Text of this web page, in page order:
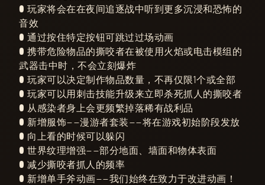
● 玩家将会在在夜间追逐战中听到更多沉浸和恐怖的
音效
● 通过按住特定按钮可跳过过场动画
● 携带危险物品的撕咬者在被使用火焰或电击模组的
武器击中时，不会立刻爆炸
● 玩家可以决定制作物品数量，不再仅限1个或全部
● 玩家可以用刺击技能升级来立即杀死抓人的撕咬者
● 从感染者身上会更频繁掉落稀有战利品
● 新增服饰——漫游者套装——将在游戏初始阶段发放
● 向上看的时候可以躲闪
● 世界纹理增强——部分地面、墙面和物体表面
● 减少撕咬者抓人的频率
● 新增单手斧动画——我们始终在致力于改进动画！